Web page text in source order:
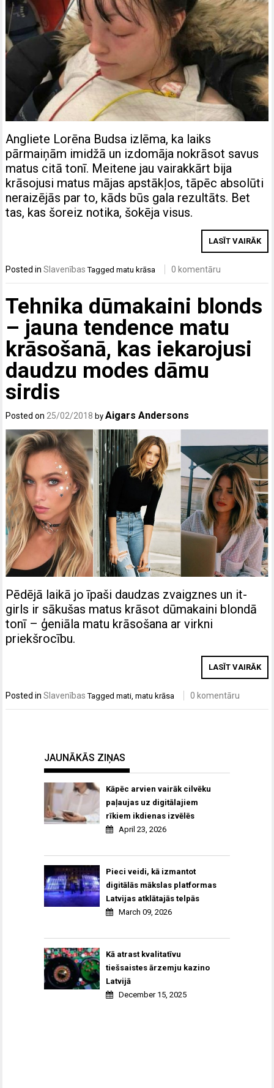
Angliete Lorēna Budsa izlēma, ka laiks
pārmaiņām imidžā un izdomāja nokrāsot savus
matus citā tonī. Meitene jau vairakkārt bija
krāsojusi matus mājas apstākļos, tāpēc absolūti
neraizējās par to, kāds būs gala rezultāts. Bet
tas, kas šoreiz notika, šokēja visus.
LASĪT VAIRĀK
Posted inSlavenības Taggedmatu krāsa 0 komentāru
Tehnika dūmakaini blonds
– jauna tendence matu
krāsošanā, kas iekarojusi
daudzu modes dāmu
sirdis
Posted on 25/02/2018 byAigars Andersons
Pēdējā laikā jo īpaši daudzas zvaigznes un it-
girls ir sākušas matus krāsot dūmakaini blondā
tonī – ģeniāla matu krāsošana ar virkni
priekšrocību.
LASĪT VAIRĀK
Posted inSlavenības Taggedmati,matu krāsa 0 komentāru
JAUNĀKĀS ZIŅAS
Kāpēc arvien vairāk cilvēku
paļaujas uz digitālajiem
rīkiem ikdienas izvēlēs
April 23, 2026
Pieci veidi, kā izmantot
digitālās mākslas platformas
Latvijas atklātajās telpās
March 09, 2026
Kā atrast kvalitatīvu
tiešsaistes ārzemju kazino
Latvijā
December 15, 2025